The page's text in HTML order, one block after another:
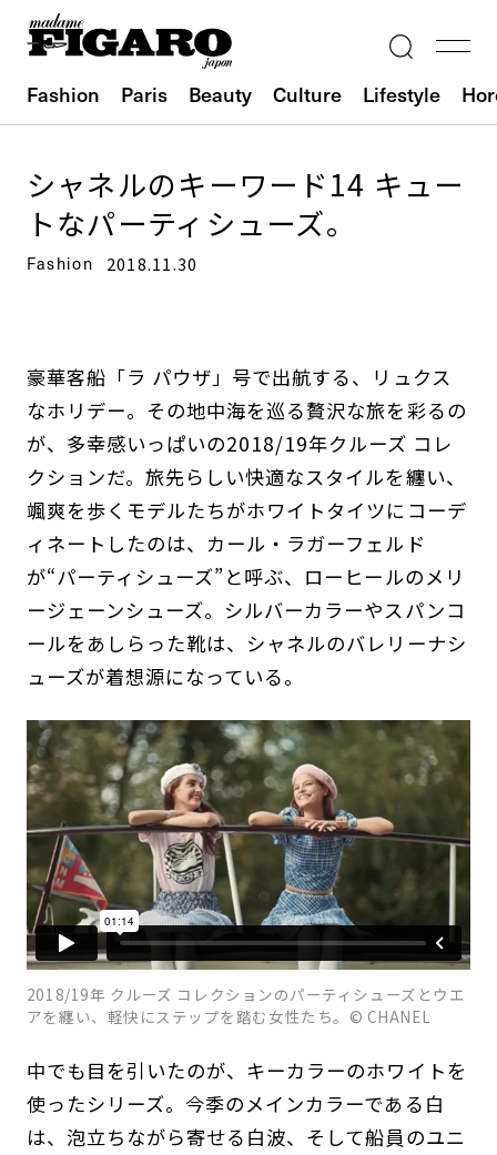
Fashion Paris Beauty Culture Lifestyle
シャネルのキーワード14 キュー
トなパーティシューズ。
Fashion 2018.11.30
豪華客船「ラ パウザ」号で出航する、リュクス
なホリデー。その地中海を巡る贅沢な旅を彩るの
が、多幸感いっぱいの2018/19年クルーズ コレ
クションだ。旅先らしい快適なスタイルを纏い、
颯爽を歩くモデルたちがホワイトタイツにコーデ
ィネートしたのは、カール・ラガーフェルド
が“パーティシューズ”と呼ぶ、ローヒールのメリ
ージェーンシューズ。シルバーカラーやスパンコ
ールをあしらった靴は、シャネルのバレリーナシ
ューズが着想源になっている。
2018/19年 クルーズ コレクションのパーティシューズとウエ
アを纏い、軽快にステップを踏む女性たち。© CHANEL
中でも目を引いたのが、キーカラーのホワイトを
使ったシリーズ。今季のメインカラーである白
は、泡立ちながら寄せる白波、そして船員のユニ